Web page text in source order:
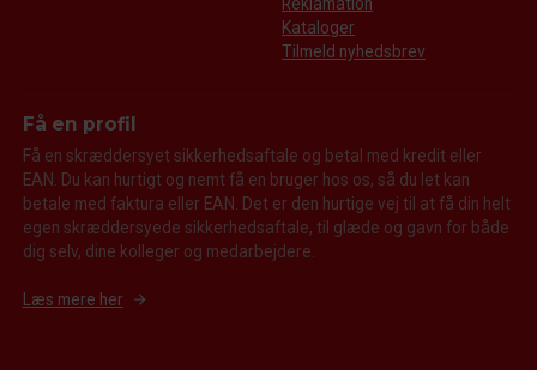
Kataloger
Tilmeld nyhedsbrev
Få en profil
Få en skræddersyet sikkerhedsaftale og betal med kredit eller
EAN. Du kan hurtigt og nemt få en bruger hos os, så du let kan
betale med faktura eller EAN. Det er den hurtige vej til at få din helt
egen skræddersyede sikkerhedsaftale, til glæde og gavn for både
dig selv, dine kolleger og medarbejdere.
Læs mere her